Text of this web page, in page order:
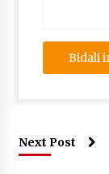
Next Post